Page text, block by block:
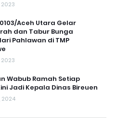
2023
Aceh Utara Gelar
dan Tabur Bunga
Pahlawan di TMP
2023
Wabub Ramah Setiap
Jadi Kepala Dinas Bireuen
2024